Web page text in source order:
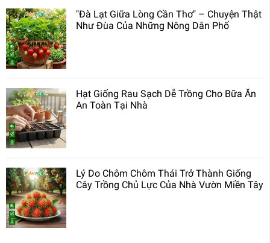
"Đà Lạt Giữa Lòng Cần Thơ" – Chuyện Thật
Như Đùa Của Những Nông Dân Phố
Hạt Giống Rau Sạch Dễ Trồng Cho Bữa Ăn
An Toàn Tại Nhà
Lý Do Chôm Chôm Thái Trở Thành Giống
Cây Trồng Chủ Lực Của Nhà Vườn Miền Tây